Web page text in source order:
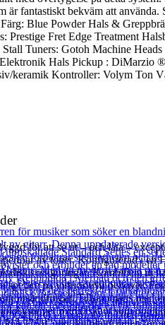
fantastiskt bekväm att
Blue Powder Hals &
Fret Edge Treatment
Tuners: Gotoh Machine
Hals Pickup :
Kontroller: Volym Ton
för att se ut – och låta –
av toner. Konfigurerad i
rengöringar. Kombinera
på virtuosnivå behöver.
Tillsammans med
med låskant som